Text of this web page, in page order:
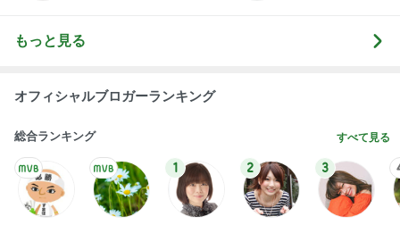
もっと見る
オフィシャルブロガーランキング
総合ランキング すべて見る
1 2 3